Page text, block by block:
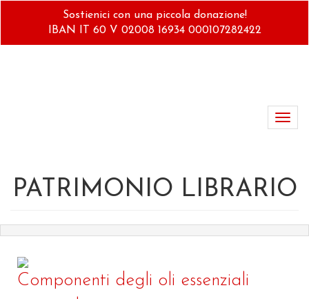
Sostienici con una piccola donazione!
IBAN IT 60 V 02008 16934 000107282422
PATRIMONIO LIBRARIO
Componenti degli oli essenziali